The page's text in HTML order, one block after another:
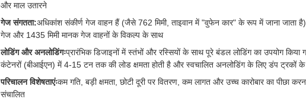
और माल उतारने
गेज संगतता:अधिकांश संकीर्ण गेज वाहन हैं (जैसे 762 मिमी, ताइवान में "वुफेन कार" के रूप में जाना जाता
गेज और 1435 मिमी मानक गेज वाहनों के विकल्प के साथ
लोडिंग और अनलोडिंगःप्रारंभिक डिजाइनों में स्तंभों और रस्सियों के साथ पूरे बंडल लोडिंग का उपयोग
कंटेनरों (बीआईएन) में 4-15 टन तक की लोड क्षमता होती है और स्वचालित अनलोडिंग के लिए डंप ट्रकों
परिचालन विशेषताएंःकम गति, बड़ी क्षमता, छोटी दूरी पर वितरण, कम लागत और उच्च कारोबार का पीछा
संचालित